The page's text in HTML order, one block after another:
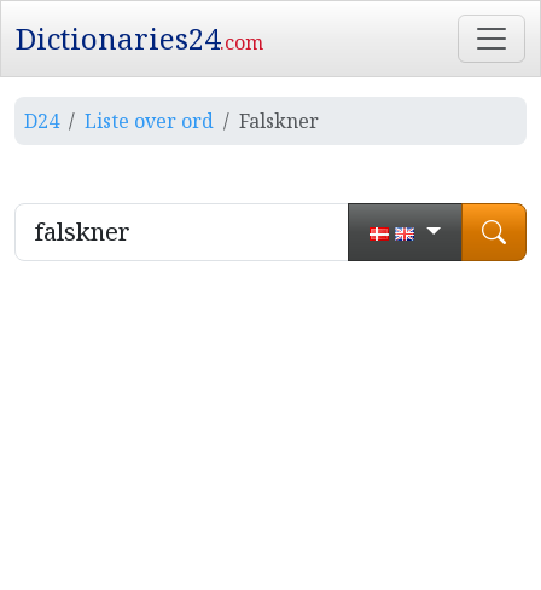
Dictionaries24.com
D24 Liste over ord Falskner